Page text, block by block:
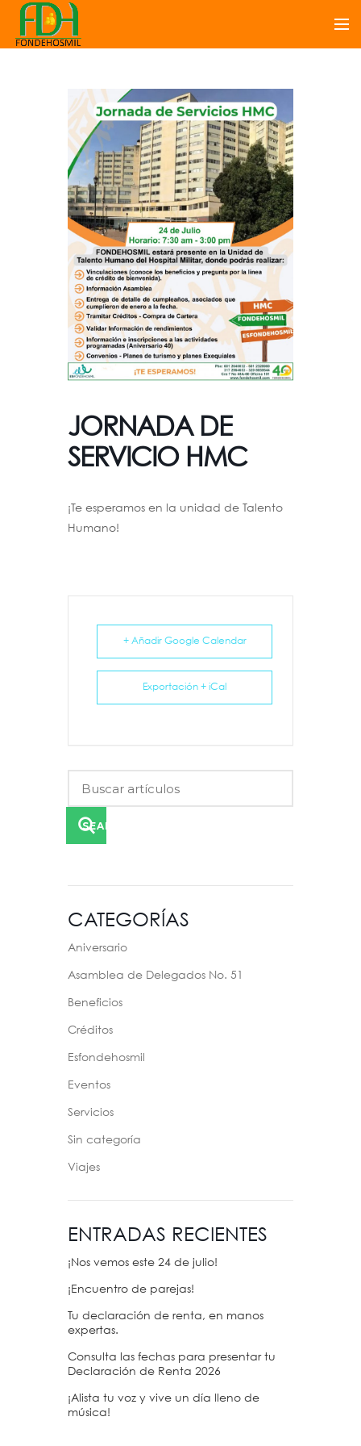
JORNADA DE
SERVICIO HMC
¡Te esperamos en la unidad de Talento
Humano!
+ Añadir Google Calendar
Exportación + iCal
SEARCH
CATEGORÍAS
Aniversario
Asamblea de Delegados No. 51
Beneficios
Créditos
Esfondehosmil
Eventos
Servicios
Sin categoría
Viajes
ENTRADAS RECIENTES
¡Nos vemos este 24 de julio!
¡Encuentro de parejas!
Tu declaración de renta, en manos
expertas.
Consulta las fechas para presentar tu
Declaración de Renta 2026
¡Alista tu voz y vive un día lleno de
música!